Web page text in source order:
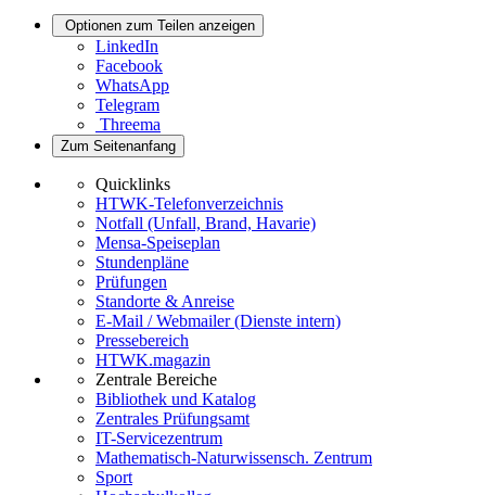
Optionen zum Teilen anzeigen
LinkedIn
Facebook
WhatsApp
Telegram
Threema
Zum Seitenanfang
Quicklinks
HTWK-Telefonverzeichnis
Notfall (Unfall, Brand, Havarie)
Mensa-Speiseplan
Stundenpläne
Prüfungen
Standorte & Anreise
E-Mail / Webmailer (Dienste intern)
Pressebereich
HTWK.magazin
Zentrale Bereiche
Bibliothek und Katalog
Zentrales Prüfungsamt
IT-Servicezentrum
Mathematisch-Naturwissensch. Zentrum
Sport